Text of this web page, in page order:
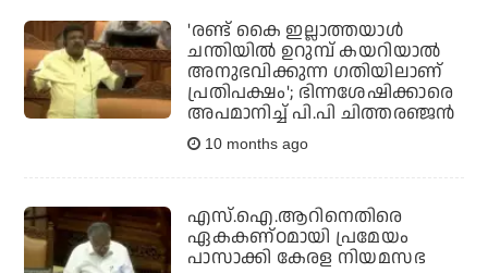
'രണ്ട് കൈ ഇല്ലാത്തയാൾ
ചന്തിയിൽ ഉറുമ്പ് കയറിയാൽ
അനുഭവിക്കുന്ന ഗതിയിലാണ്
പ്രതിപക്ഷം'; ഭിന്നശേഷിക്കാരെ
അപമാനിച്ച് പി.പി ചിത്തരഞ്ജൻ
10 months ago
എസ്.ഐ.ആറിനെതിരെ
ഏകകണ്ഠമായി പ്രമേയം
പാസാക്കി കേരള നിയമസഭ